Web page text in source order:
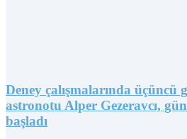
Deney çalışmalarında
astronotu Alper Gezeravcı,
başladı